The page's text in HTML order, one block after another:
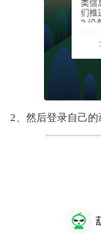
2、然后登录自己